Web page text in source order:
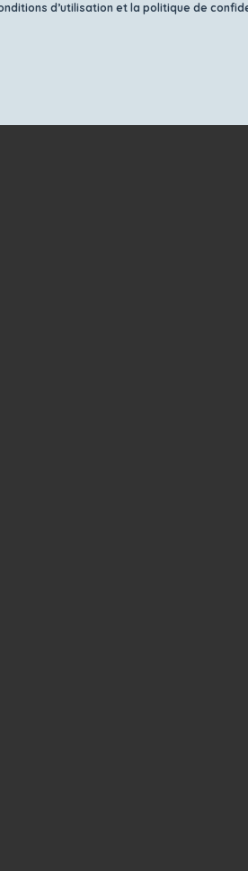
d’utilisation et la politique de